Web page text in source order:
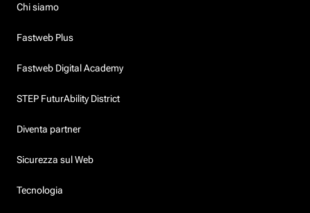
Chi siamo
Fastweb Plus
Fastweb Digital Academy
STEP FuturAbility District
Diventa partner
Sicurezza sul Web
Tecnologia